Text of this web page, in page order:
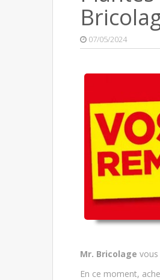
07/05/2024
Mr. Bricolage
En ce moment,